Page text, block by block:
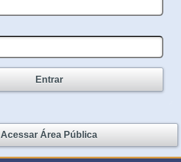
Entrar
Acessar Área Pública